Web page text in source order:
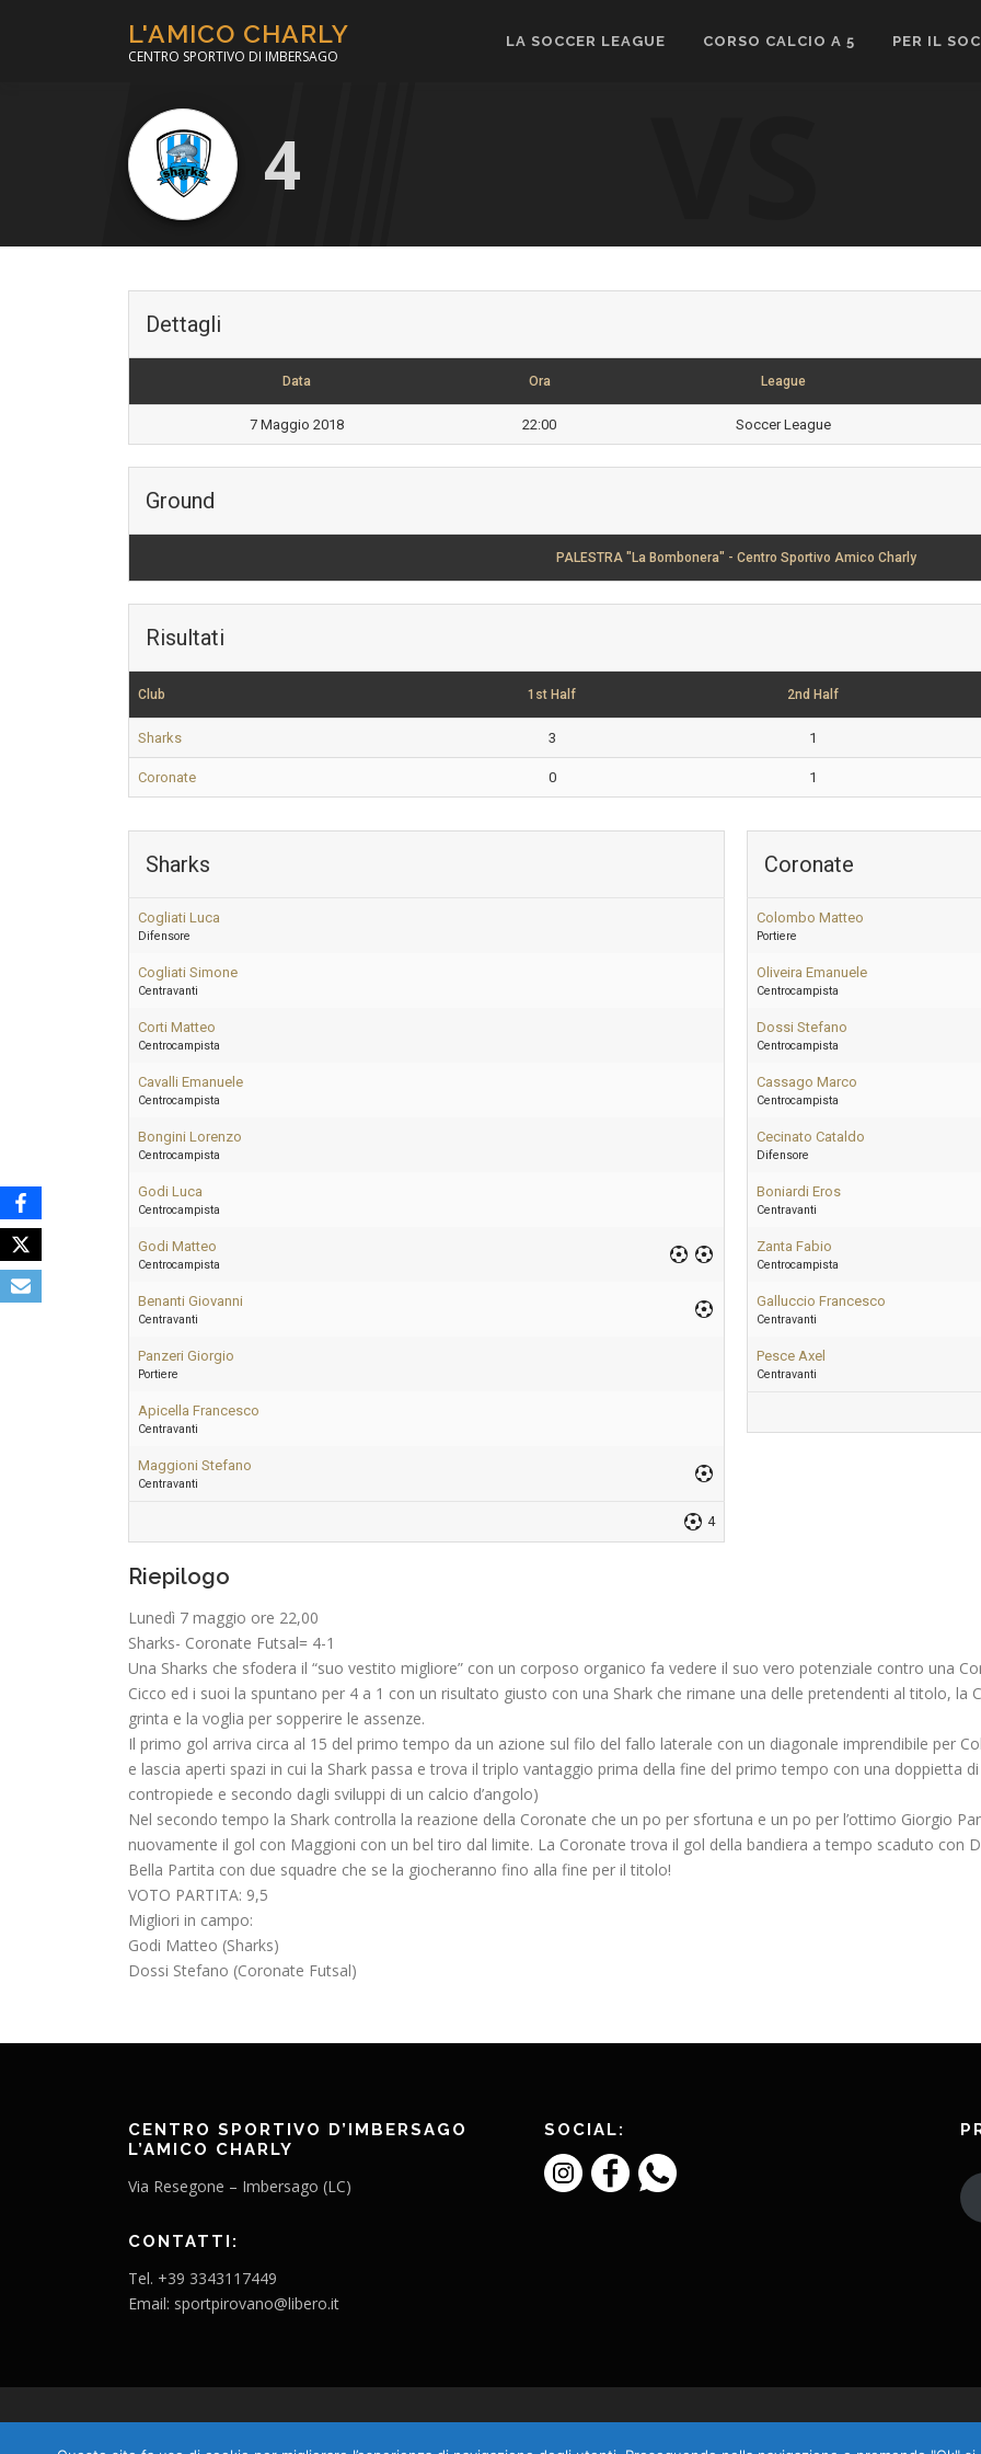
L'AMICO CHARLY
CENTRO SPORTIVO DI IMBERSAGO
LA SOCCER LEAGUE CORSO CALCIO A 5 PER IL
4
Dettagli
Data Ora League
7 Maggio 2018 22:00 Soccer League
Ground
PALESTRA "La Bombonera" - Centro Sportivo Amico Charly
Risultati
Club 1st Half 2nd Half
Sharks 3 1
Coronate 0 1
Sharks
Cogliati Luca
Difensore
Cogliati Simone
Centravanti
Corti Matteo
Centrocampista
Cavalli Emanuele
Centrocampista
Bongini Lorenzo
Centrocampista
Godi Luca
Centrocampista
Godi Matteo
Centrocampista
Benanti Giovanni
Centravanti
Panzeri Giorgio
Portiere
Apicella Francesco
Centravanti
Maggioni Stefano
Centravanti
4
Coronate
Colombo Matteo
Portiere
Oliveira Emanuele
Centrocampista
Dossi Stefano
Centrocampista
Cassago Marco
Centrocampista
Cecinato Cataldo
Difensore
Boniardi Eros
Centravanti
Zanta Fabio
Centrocampista
Galluccio Francesco
Centravanti
Pesce Axel
Centravanti
Riepilogo
Lunedì 7 maggio ore 22,00
Sharks- Coronate Futsal= 4-1
Una Sharks che sfodera il “suo vestito migliore” con un corposo organico fa vedere il suo vero potenziale contro una
Cicco ed i suoi la spuntano per 4 a 1 con un risultato giusto con una Shark che rimane una delle pretendenti al titolo,
grinta e la voglia per sopperire le assenze.
Il primo gol arriva circa al 15 del primo tempo da un azione sul filo del fallo laterale con un diagonale imprendibile per
e lascia aperti spazi in cui la Shark passa e trova il triplo vantaggio prima della fine del primo tempo con una doppietta
contropiede e secondo dagli sviluppi di un calcio d’angolo)
Nel secondo tempo la Shark controlla la reazione della Coronate che un po per sfortuna e un po per l’ottimo Giorgio
nuovamente il gol con Maggioni con un bel tiro dal limite. La Coronate trova il gol della bandiera a tempo scaduto con
Bella Partita con due squadre che se la giocheranno fino alla fine per il titolo!
VOTO PARTITA: 9,5
Migliori in campo:
Godi Matteo (Sharks)
Dossi Stefano (Coronate Futsal)
CENTRO SPORTIVO D’IMBERSAGO
L’AMICO CHARLY
Via Resegone – Imbersago (LC)
CONTATTI:
Tel. +39 3343117449
Email: sportpirovano@libero.it
SOCIAL: